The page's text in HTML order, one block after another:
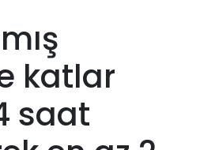
katlar
saat